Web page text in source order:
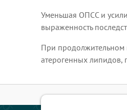
Уменьшая ОПСС и
выраженность
При продолжительном
атерогенных липидов,